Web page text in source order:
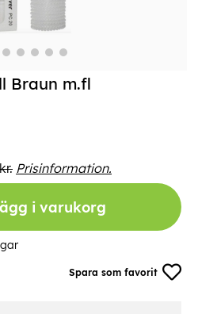
Spara som favorit
Braun m.fl
Prisinformation.
i varukorg